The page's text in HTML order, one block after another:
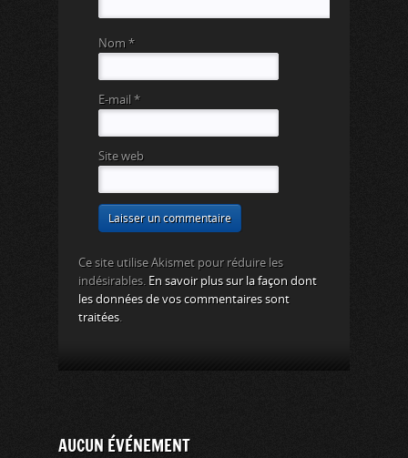
Nom *
E-mail *
Site web
Ce site utilise Akismet pour réduire les
indésirables. En savoir plus sur la façon dont
les données de vos commentaires sont
traitées.
AUCUN ÉVÉNEMENT